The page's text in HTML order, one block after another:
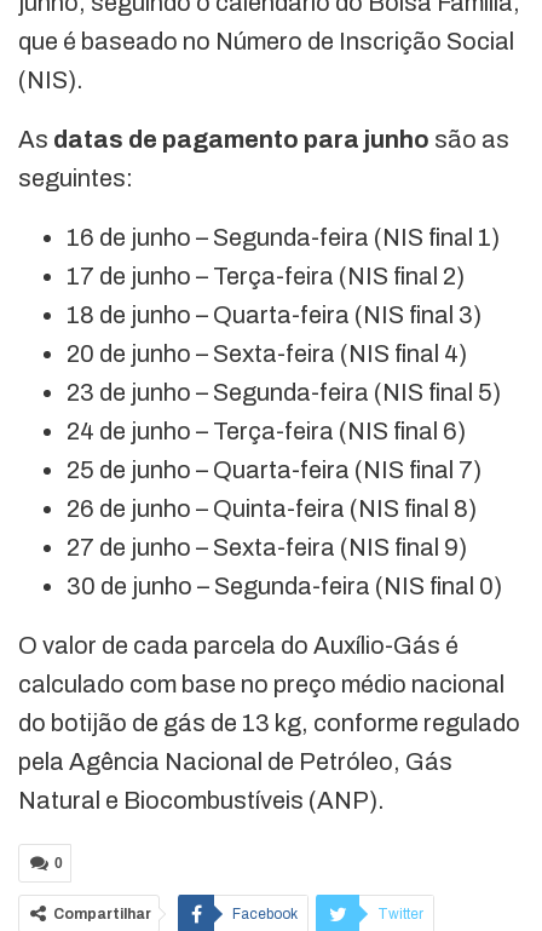
que é baseado no Número de Inscrição Social
(NIS).
As datas de pagamento para junho são as
seguintes:
16 de junho – Segunda-feira (NIS final 1)
17 de junho – Terça-feira (NIS final 2)
18 de junho – Quarta-feira (NIS final 3)
20 de junho – Sexta-feira (NIS final 4)
23 de junho – Segunda-feira (NIS final 5)
24 de junho – Terça-feira (NIS final 6)
25 de junho – Quarta-feira (NIS final 7)
26 de junho – Quinta-feira (NIS final 8)
27 de junho – Sexta-feira (NIS final 9)
30 de junho – Segunda-feira (NIS final 0)
O valor de cada parcela do Auxílio-Gás é
calculado com base no preço médio nacional
do botijão de gás de 13 kg, conforme regulado
pela Agência Nacional de Petróleo, Gás
Natural e Biocombustíveis (ANP).
0
Compartilhar Facebook Twitter